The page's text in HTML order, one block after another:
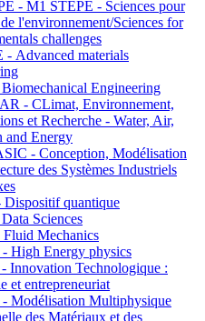
- M1 STEPE - Sciences pour
l'environnement/Sciences for
challenges
Advanced materials
Engineering
- CLimat, Environnement,
et Recherche - Water, Air,
and Energy
- Conception, Modélisation
des Systèmes Industriels
quantique
Sciences
Mechanics
High Energy physics
Innovation Technologique :
et entrepreneuriat
Modélisation Multiphysique
des Matériaux et des